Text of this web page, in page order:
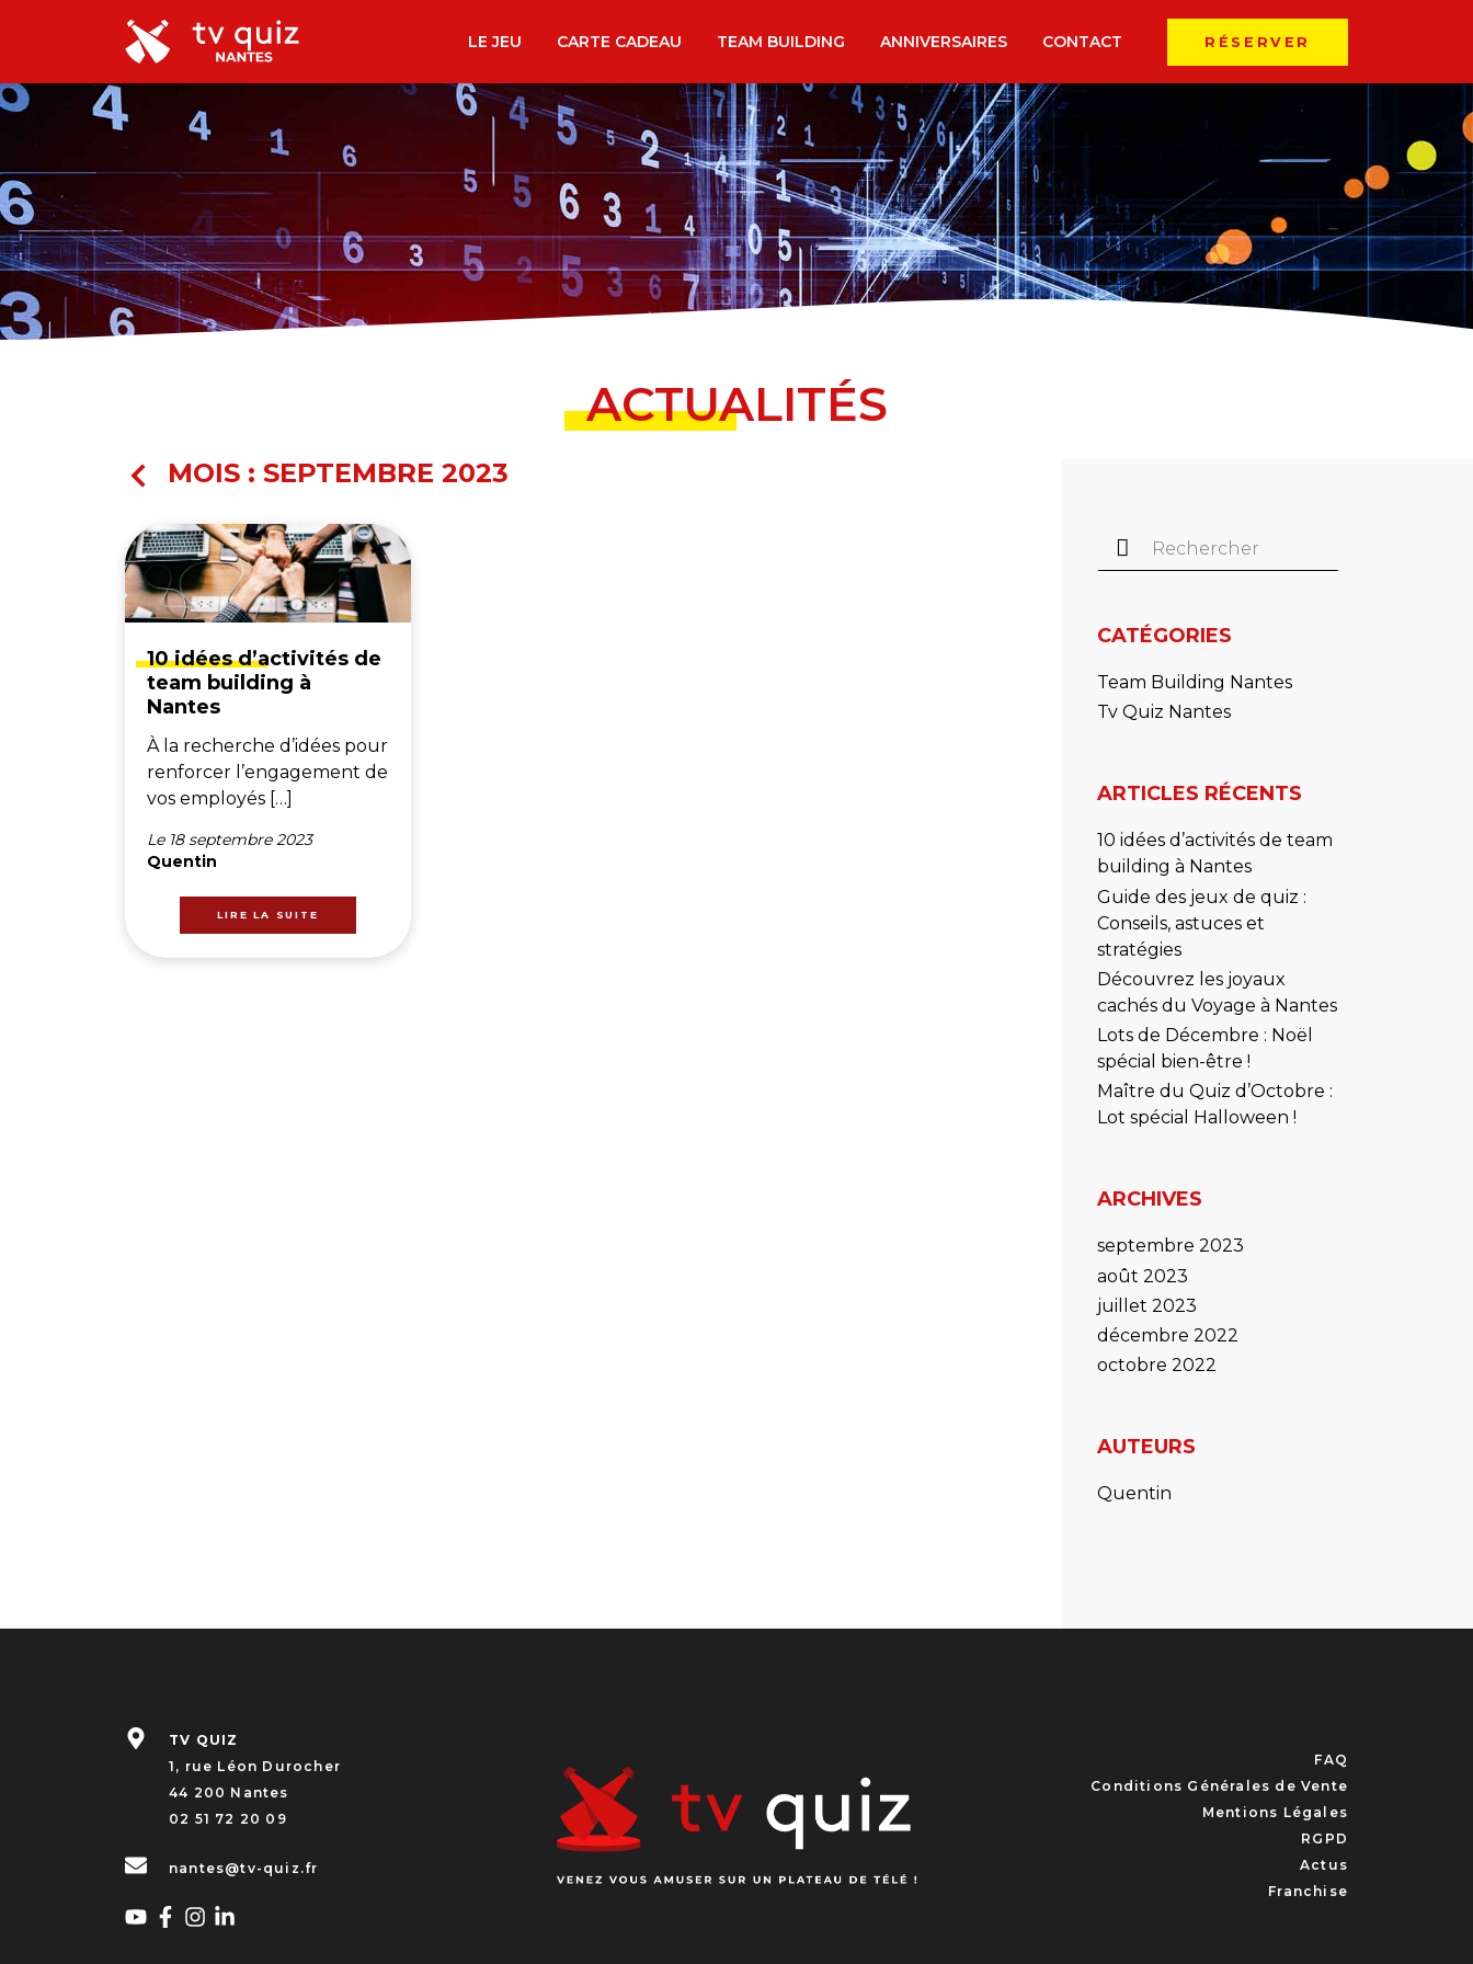
LE JEU CARTE CADEAU TEAM BUILDING ANNIVERSAIRES CONTACT RÉSERVER
ACTUALITÉS
MOIS : SEPTEMBRE 2023
10 idées d’activités de
team building à
Nantes
À la recherche d’idées pour
renforcer l’engagement de
vos employés […]
Le 18 septembre 2023
Quentin
LIRE LA SUITE
Rechercher :
CATÉGORIES
Team Building Nantes
Tv Quiz Nantes
ARTICLES RÉCENTS
10 idées d’activités de team
building à Nantes
Guide des jeux de quiz :
Conseils, astuces et
stratégies
Découvrez les joyaux
cachés du Voyage à Nantes
Lots de Décembre : Noël
spécial bien-être !
Maître du Quiz d’Octobre :
Lot spécial Halloween !
ARCHIVES
septembre 2023
août 2023
juillet 2023
décembre 2022
octobre 2022
AUTEURS
Quentin
TV QUIZ
1, rue Léon Durocher
44 200 Nantes
02 51 72 20 09
nantes@tv-quiz.fr
FAQ
Conditions Générales de Vente
Mentions Légales
RGPD
Actus
Franchise